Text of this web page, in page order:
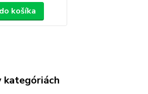
košíka
kategóriách